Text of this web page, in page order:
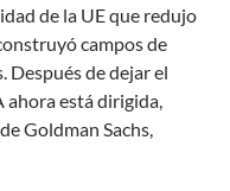
de la UE que redujo
campos de
Después de dejar el
ahora está dirigida,
Goldman Sachs,